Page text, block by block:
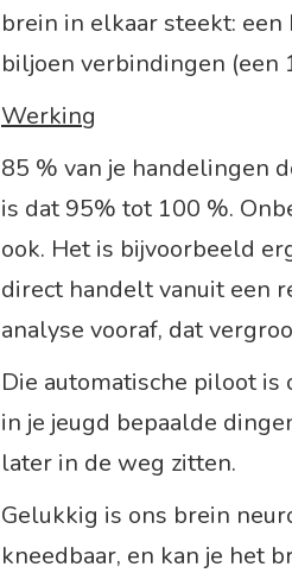
brein in elkaar steekt:
biljoen verbindingen (een
Werking
85 % van je handelingen
is dat 95% tot 100 %.
ook. Het is bijvoorbeeld
direct handelt vanuit een
analyse vooraf, dat
Die automatische piloot
in je jeugd bepaalde
later in de weg zitten.
Gelukkig is ons brein
kneedbaar, en kan je het